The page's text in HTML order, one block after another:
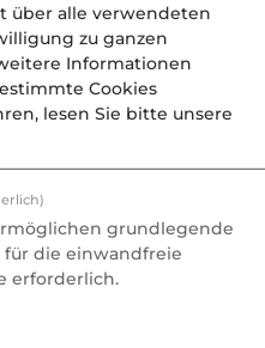
Prognose
als KI-Warner.
ist die
ganze
die Kontrolle.
über alle verwendeten
zu ganzen
Informationen
Cookies
lesen Sie bitte unsere
grundlegende
die einwandfreie
erforderlich.